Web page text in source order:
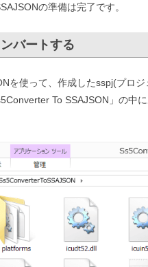
の準備は完了です。
バートする
を使って、作成したsspj(プロ
To SSAJSON」の中